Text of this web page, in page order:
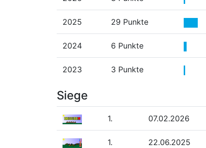
2025 29 Punkte
2024 6 Punkte
2023 3 Punkte
Siege
1. 07.02.2026
1. 22.06.2025